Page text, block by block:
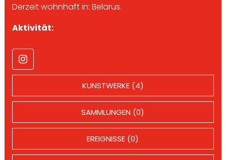
Derzeit wohnhaft in: Belarus.
Aktivität:
KUNSTWERKE (4)
SAMMLUNGEN (0)
EREIGNISSE (0)